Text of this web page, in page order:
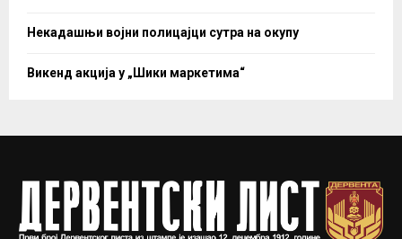
Некадашњи војни полицајци сутра на окупу
Викенд акција у „Шики маркетима“